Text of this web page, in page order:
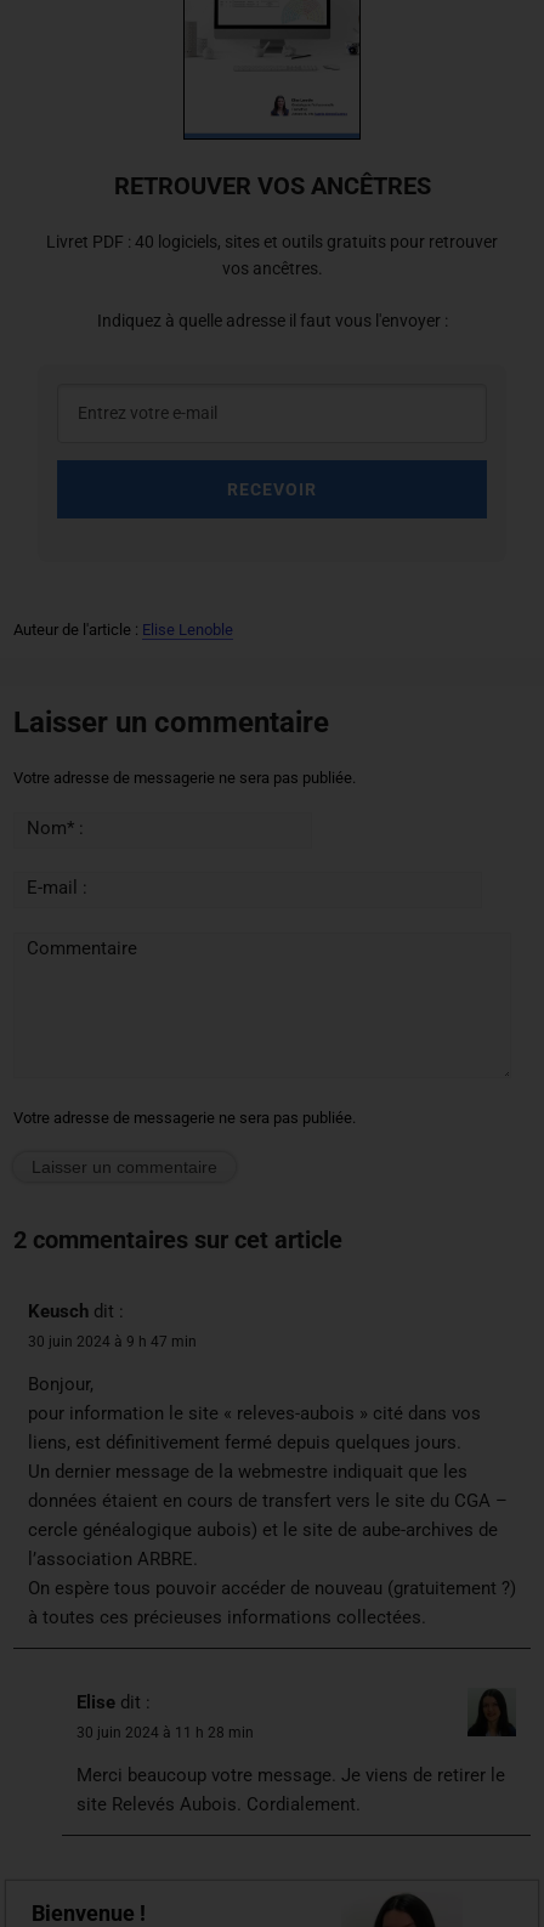
RETROUVER VOS ANCÊTRES
Livret PDF : 40 logiciels, sites et outils gratuits pour retrouver
vos ancêtres.
Indiquez à quelle adresse il faut vous l'envoyer :
RECEVOIR
Auteur de l'article : Elise Lenoble
Laisser un commentaire
Votre adresse de messagerie ne sera pas publiée.
Nom* :
E-mail :
Commentaire
Votre adresse de messagerie ne sera pas publiée.
2 commentaires sur cet article
Keusch dit :
30 juin 2024 à 9 h 47 min
Bonjour,
pour information le site « releves-aubois » cité dans vos
liens, est définitivement fermé depuis quelques jours.
Un dernier message de la webmestre indiquait que les
données étaient en cours de transfert vers le site du CGA –
cercle généalogique aubois) et le site de aube-archives de
l’association ARBRE.
On espère tous pouvoir accéder de nouveau (gratuitement ?)
à toutes ces précieuses informations collectées.
Elise dit :
30 juin 2024 à 11 h 28 min
Merci beaucoup votre message. Je viens de retirer le
site Relevés Aubois. Cordialement.
Bienvenue !